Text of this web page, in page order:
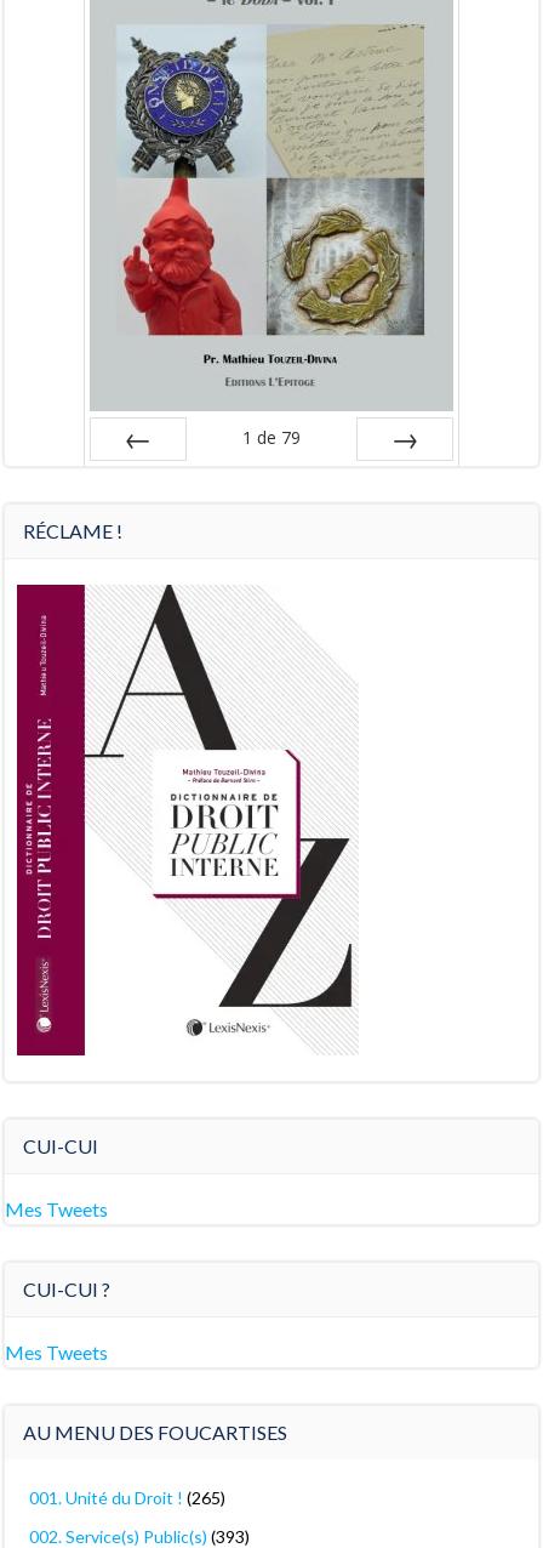
1 de 79
RÉCLAME !
CUI-CUI
Mes Tweets
CUI-CUI ?
Mes Tweets
AU MENU DES FOUCARTISES
001. Unité du Droit ! (265)
002. Service(s) Public(s) (393)